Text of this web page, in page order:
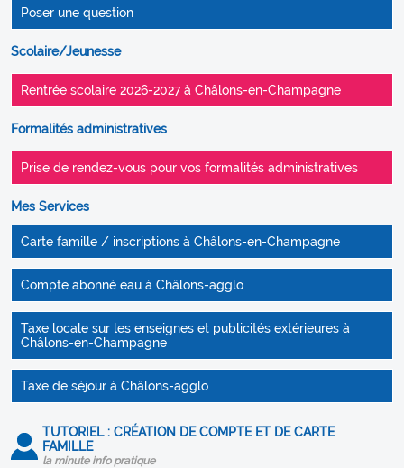
Poser une question
Scolaire/Jeunesse
Rentrée scolaire 2026-2027 à Châlons-en-Champagne
Formalités administratives
Prise de rendez-vous pour vos formalités administratives
Mes Services
Carte famille / inscriptions à Châlons-en-Champagne
Compte abonné eau à Châlons-agglo
Taxe locale sur les enseignes et publicités extérieures à
Châlons-en-Champagne
Taxe de séjour à Châlons-agglo
TUTORIEL : CRÉATION DE COMPTE ET DE CARTE
FAMILLE
la minute info pratique